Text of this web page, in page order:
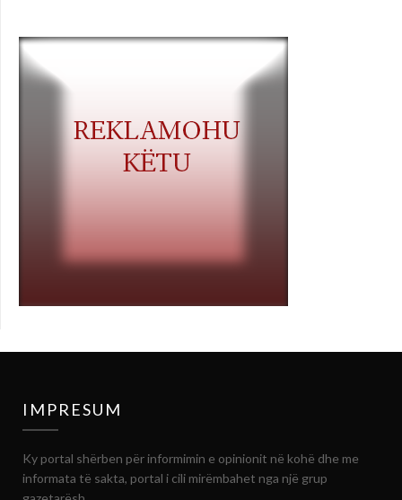
IMPRESUM
Ky portal shërben për informimin e opinionit në kohë dhe me
informata të sakta, portal i cili mirëmbahet nga një grup